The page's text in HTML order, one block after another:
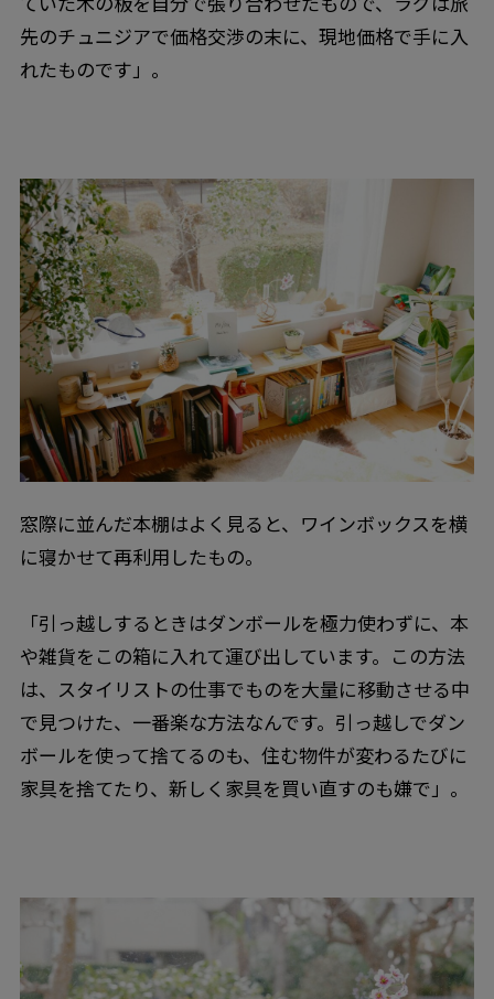
先のチュニジアで価格交渉の末に、現地価格で手に入
れたものです」。
窓際に並んだ本棚はよく見ると、ワインボックスを横
に寝かせて再利用したもの。
「引っ越しするときはダンボールを極力使わずに、本
や雑貨をこの箱に入れて運び出しています。この方法
は、スタイリストの仕事でものを大量に移動させる中
で見つけた、一番楽な方法なんです。引っ越しでダン
ボールを使って捨てるのも、住む物件が変わるたびに
家具を捨てたり、新しく家具を買い直すのも嫌で」。